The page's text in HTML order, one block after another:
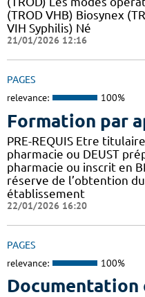
(TROD VHB) Biosynex
VIH Syphilis) Né
21/01/2026 12:16
PAGES
relevance: 100%
Formation par
PRE-REQUIS Etre
pharmacie ou DEUST
pharmacie ou inscrit en
réserve de l’obtention
établissement
22/01/2026 16:20
PAGES
relevance: 100%